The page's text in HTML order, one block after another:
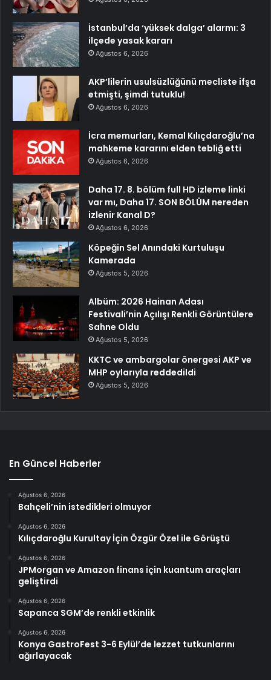
İstanbul’da ‘yüksek dalga’ alarmı: 3
ilçede yasak kararı
Ağustos 6, 2026
AKP’lilerin usulsüzlüğünü mecliste ifşa
etmişti, şimdi tutuklu!
Ağustos 6, 2026
İcra memurları, Kemal Kılıçdaroğlu’na
mahkeme kararını elden tebliğ etti
Ağustos 6, 2026
Daha 17. 8. bölüm full HD izleme linki
var mı, Daha 17. SON BÖLÜM nereden
izlenir Kanal D?
Ağustos 6, 2026
Köpeğin Sel Anındaki Kurtuluşu
Kamerada
Ağustos 5, 2026
Albüm: 2026 Hainan Adası
Festivali’nin Açılışı Renkli Görüntülere
Sahne Oldu
Ağustos 5, 2026
KKTC ve ambargolar önergesi AKP ve
MHP oylarıyla reddedildi
Ağustos 5, 2026
En Güncel Haberler
Ağustos 6, 2026
Bahçeli’nin istedikleri olmuyor
Ağustos 6, 2026
Kılıçdaroğlu Kurultay İçin Özgür Özel ile Görüştü
Ağustos 6, 2026
JPMorgan ve Amazon finans için kuantum araçları
geliştirdi
Ağustos 6, 2026
Sapanca SGM’de renkli etkinlik
Ağustos 6, 2026
Konya GastroFest 3-6 Eylül’de lezzet tutkunlarını
ağırlayacak